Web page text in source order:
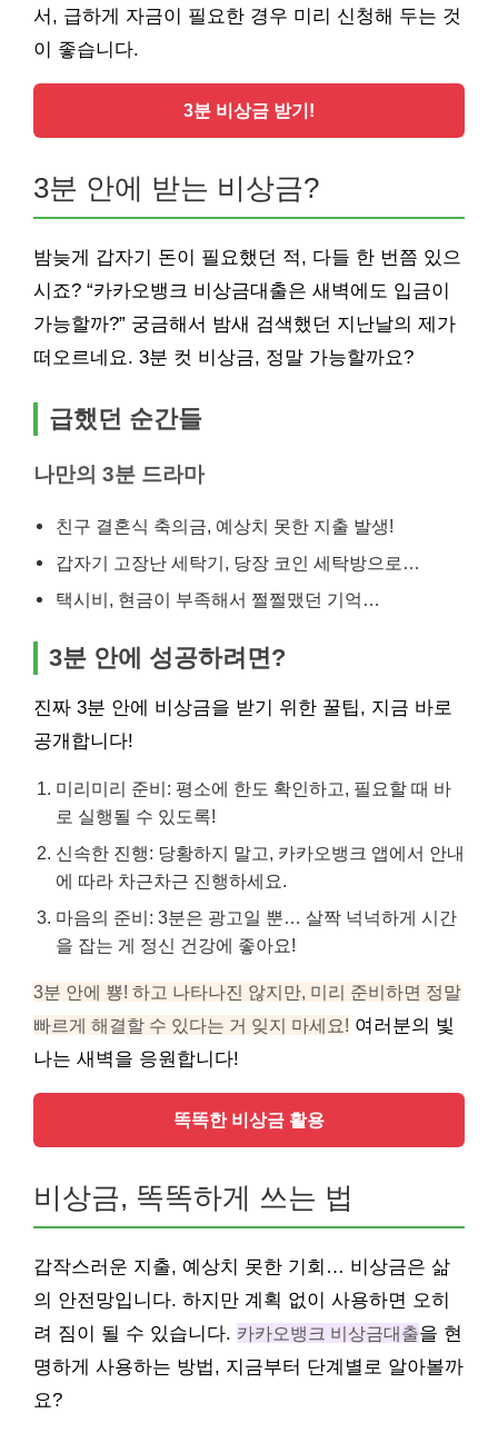
서, 급하게 자금이 필요한 경우 미리 신청해 두는 것
이 좋습니다.
3분 비상금 받기!
3분 안에 받는 비상금?
밤늦게 갑자기 돈이 필요했던 적, 다들 한 번쯤 있으
시죠? “카카오뱅크 비상금대출은 새벽에도 입금이
가능할까?” 궁금해서 밤새 검색했던 지난날의 제가
떠오르네요. 3분 컷 비상금, 정말 가능할까요?
급했던 순간들
나만의 3분 드라마
친구 결혼식 축의금, 예상치 못한 지출 발생!
갑자기 고장난 세탁기, 당장 코인 세탁방으로…
택시비, 현금이 부족해서 쩔쩔맸던 기억…
3분 안에 성공하려면?
진짜 3분 안에 비상금을 받기 위한 꿀팁, 지금 바로
공개합니다!
미리미리 준비: 평소에 한도 확인하고, 필요할 때 바
로 실행될 수 있도록!
신속한 진행: 당황하지 말고, 카카오뱅크 앱에서 안내
에 따라 차근차근 진행하세요.
마음의 준비: 3분은 광고일 뿐… 살짝 넉넉하게 시간
을 잡는 게 정신 건강에 좋아요!
3분 안에 뿅! 하고 나타나진 않지만, 미리 준비하면 정말
빠르게 해결할 수 있다는 거 잊지 마세요! 여러분의 빛
나는 새벽을 응원합니다!
똑똑한 비상금 활용
비상금, 똑똑하게 쓰는 법
갑작스러운 지출, 예상치 못한 기회… 비상금은 삶
의 안전망입니다. 하지만 계획 없이 사용하면 오히
려 짐이 될 수 있습니다. 카카오뱅크 비상금대출을 현
명하게 사용하는 방법, 지금부터 단계별로 알아볼까
요?